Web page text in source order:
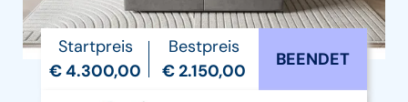
Startpreis
€ 4.300,00
Bestpreis
€ 2.150,00
BEENDET